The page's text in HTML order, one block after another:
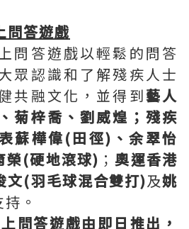
問答遊戲
問答遊戲以輕鬆的問答
眾認識和了解殘疾人士
共融文化，並得到藝人
菊梓喬、劉威煌；殘疾
蘇樺偉(田徑)、余翠怡
榮(硬地滾球) ； 奧運香港
文(羽毛球混合雙打)及姚
。
問答遊戲由即日推出，